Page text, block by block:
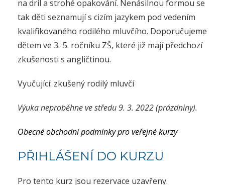
na dril a strohé opakování. Nenásilnou formou se
tak děti seznamují s cizím jazykem pod vedením
kvalifikovaného rodilého mluvčího. Doporučujeme
dětem ve 3.-5. ročníku ZŠ, které již mají předchozí
zkušenosti s angličtinou.
Vyučující: zkušený rodilý mluvčí
Výuka neproběhne ve středu 9. 3. 2022 (prázdniny).
Obecné obchodní podmínky pro veřejné kurzy
PŘIHLÁŠENÍ DO KURZU
Pro tento kurz jsou rezervace uzavřeny.